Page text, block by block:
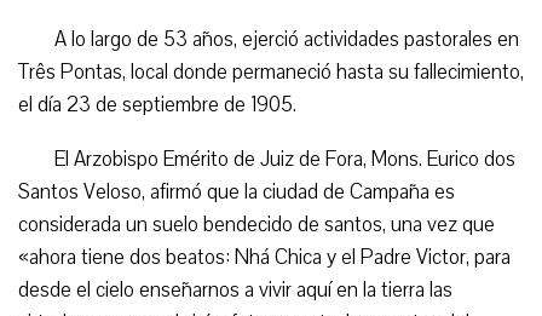
A lo largo de 53 años, ejerció actividades pastorales en
Três Pontas, local donde permaneció hasta su fallecimiento,
el día 23 de septiembre de 1905.
El Arzobispo Emérito de Juiz de Fora, Mons. Eurico dos
Santos Veloso, afirmó que la ciudad de Campaña es
considerada un suelo bendecido de santos, una vez que
«ahora tiene dos beatos: Nhá Chica y el Padre Victor, para
desde el cielo enseñarnos a vivir aquí en la tierra las